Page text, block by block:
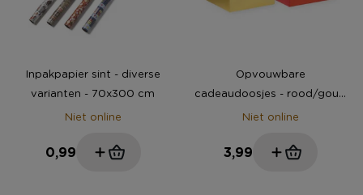
Inpakpapier sint - diverse
varianten - 70x300 cm
Niet online
0,99
Opvouwbare
cadeaudoosjes - rood/goud
- set van 2
Niet online
3,99